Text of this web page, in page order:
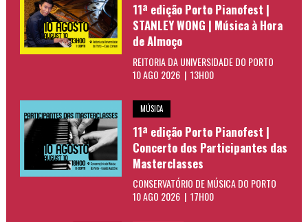
11ª edição Porto Pianofest |
STANLEY WONG | Música à Hora
de Almoço
REITORIA DA UNIVERSIDADE DO PORTO
10 AGO 2026 | 13H00
MÚSICA
11ª edição Porto Pianofest |
Concerto dos Participantes das
Masterclasses
CONSERVATÓRIO DE MÚSICA DO PORTO
10 AGO 2026 | 17H00